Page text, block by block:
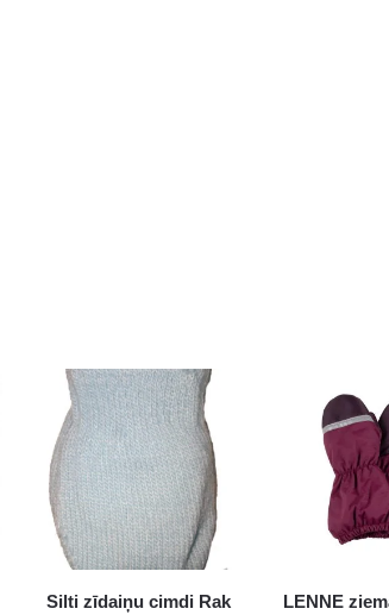
Silti zīdaiņu cimdi Rak
LENNE